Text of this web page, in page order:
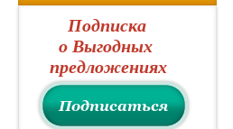
Подписка
о Выгодных
предложениях